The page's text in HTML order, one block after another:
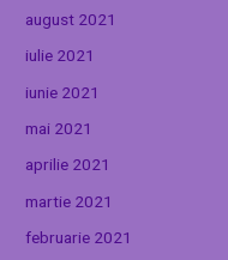
august 2021
iulie 2021
iunie 2021
mai 2021
aprilie 2021
martie 2021
februarie 2021